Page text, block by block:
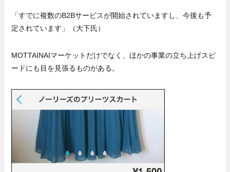
「すでに複数のB2Bサービスが開始されていますし、今後も予
定されています」（大下氏）
MOTTAINAIマーケットだけでなく、ほかの事業の立ち上げスピ
ードにも目を見張るものがある。